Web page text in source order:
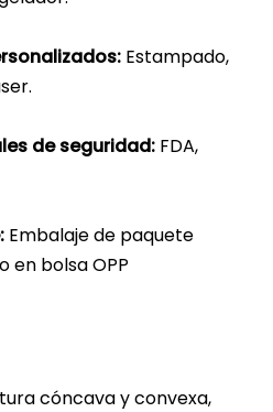
Estampado,
de seguridad: FDA,
Embalaje de paquete
en bolsa OPP
cóncava y convexa,